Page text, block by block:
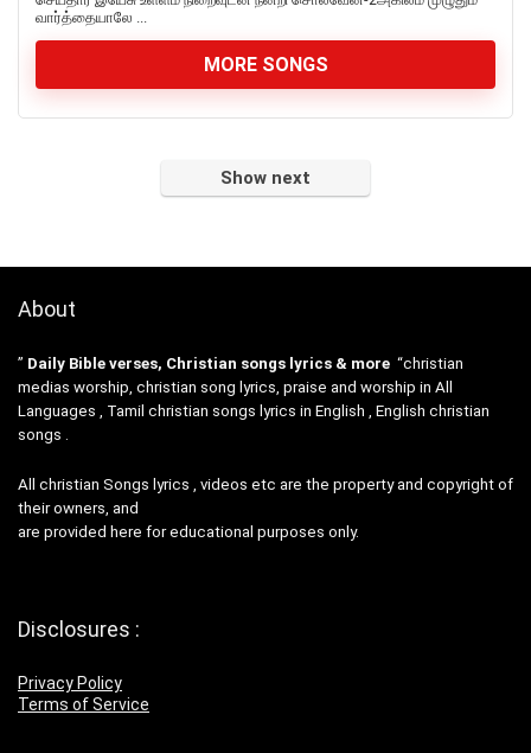
வார்த்தையாலே ...
MORE SONGS
Show next
About
” Daily Bible verses, Christian songs lyrics & more “christian
medias worship, christian song lyrics, praise and worship in All
Languages , Tamil christian songs lyrics in English , English christian
songs .
All christian Songs lyrics , videos etc are the property and copyright of
their owners, and
are provided here for educational purposes only.
Disclosures :
Privacy Policy
Terms of Service